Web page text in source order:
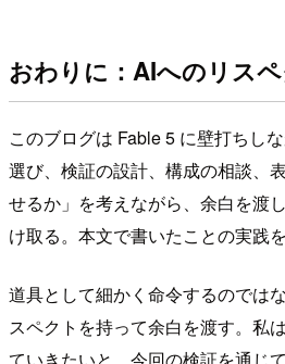
おわりに：AIへのリス
このブログは Fable 5 に壁打ちし
選び、検証の設計、構成の相談
せるか」を考えながら、余白を渡
け取る。本文で書いたことの実践
道具として細かく命令するのでは
スペクトを持って余白を渡す。私
ていきたいと、今回の検証を通じ